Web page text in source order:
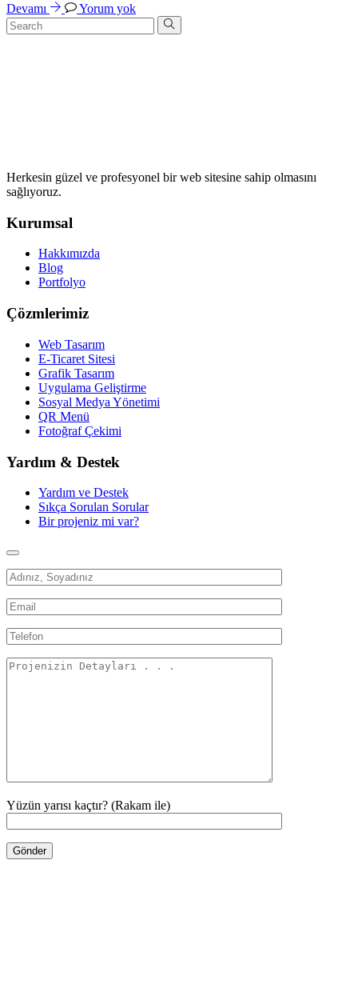
Devamı Yorum yok
Herkesin güzel ve profesyonel bir web sitesine sahip olmasını
sağlıyoruz.
Kurumsal
Hakkımızda
Blog
Portfolyo
Çözmlerimiz
Web Tasarım
E-Ticaret Sitesi
Grafik Tasarım
Uygulama Geliştirme
Sosyal Medya Yönetimi
QR Menü
Fotoğraf Çekimi
Yardım & Destek
Yardım ve Destek
Sıkça Sorulan Sorular
Bir projeniz mi var?
Yüzün yarısı kaçtır? (Rakam ile)